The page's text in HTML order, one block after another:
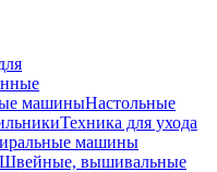
машиныНастольные
Техника для ухода
машины
Швейные, вышивальные